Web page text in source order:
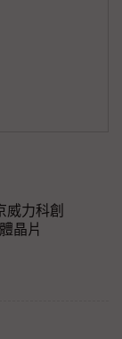
威力科創
晶片